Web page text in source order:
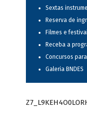
Sextas
Reserva de
Filmes e
Receba a
Concursos
Galeria BNDES